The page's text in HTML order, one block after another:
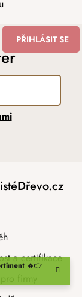
🔥👉
PŘIHLÁSIT SE
a certifikace